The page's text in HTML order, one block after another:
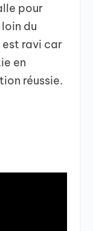
pour
du
ravi car
en
réussie.